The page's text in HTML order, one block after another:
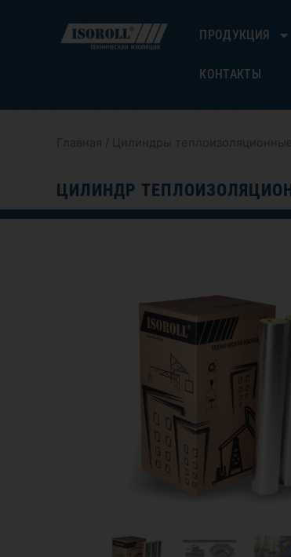
ПРОДУКЦИЯ
КОНТАКТЫ
Главная / Цилиндры теплоизоляционные
ЦИЛИНДР